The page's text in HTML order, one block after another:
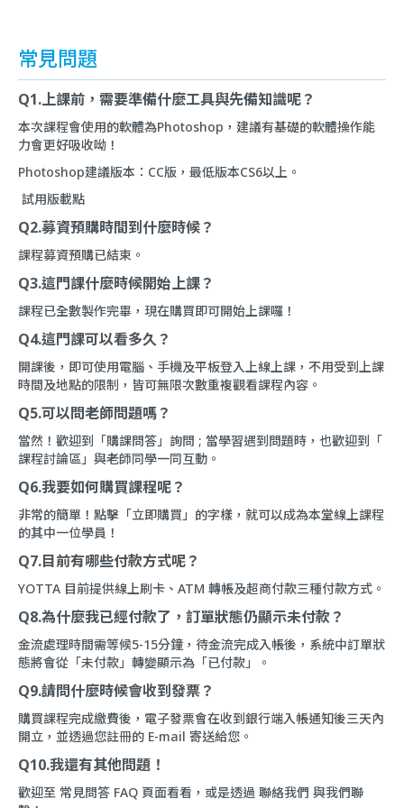
常見問題
Q1.上課前，需要準備什麼工具與先備知識呢？
本次課程會使用的軟體為Photoshop，建議有基礎的軟體操作能
力會更好吸收呦！
Photoshop建議版本：CC版，最低版本CS6以上。
試用版載點
Q2.募資預購時間到什麼時候？
課程募資預購已結束。
Q3.這門課什麼時候開始上課？
課程已全數製作完畢，現在購買即可開始上課囉！
Q4.這門課可以看多久？
開課後，即可使用電腦、手機及平板登入上線上課，不用受到上課
時間及地點的限制，皆可無限次數重複觀看課程內容。
Q5.可以問老師問題嗎？
當然！歡迎到「購課問答」詢問 ; 當學習遇到問題時，也歡迎到「
課程討論區」與老師同學一同互動。
Q6.我要如何購買課程呢？
非常的簡單！點擊「立即購買」的字樣，就可以成為本堂線上課程
的其中一位學員！
Q7.目前有哪些付款方式呢？
YOTTA 目前提供線上刷卡、ATM 轉帳及超商付款三種付款方式。
Q8.為什麼我已經付款了，訂單狀態仍顯示未付款？
金流處理時間需等候5-15分鐘，待金流完成入帳後，系統中訂單狀
態將會從「未付款」轉變顯示為「已付款」。
Q9.請問什麼時候會收到發票？
購買課程完成繳費後，電子發票會在收到銀行端入帳通知後三天內
開立，並透過您註冊的 E-mail 寄送給您。
Q10.我還有其他問題！
歡迎至 常見問答 FAQ 頁面看看，或是透過 聯絡我們 與我們聯